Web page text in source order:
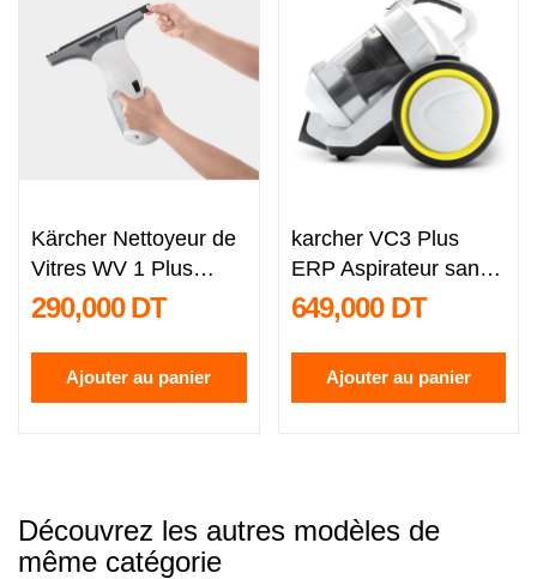
Kärcher Nettoyeur de
Vitres WV 1 Plus
Autonomie...
290,000 DT
Ajouter au panier
karcher VC3 Plus
ERP Aspirateur sans
sac...
649,000 DT
Ajouter au panier
Découvrez les autres modèles de
même catégorie